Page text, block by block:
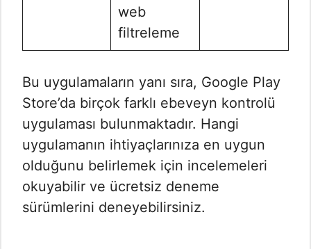
web
filtreleme
Bu uygulamaların yanı sıra, Google Play
Store’da birçok farklı ebeveyn kontrolü
uygulaması bulunmaktadır. Hangi
uygulamanın ihtiyaçlarınıza en uygun
olduğunu belirlemek için incelemeleri
okuyabilir ve ücretsiz deneme
sürümlerini deneyebilirsiniz.